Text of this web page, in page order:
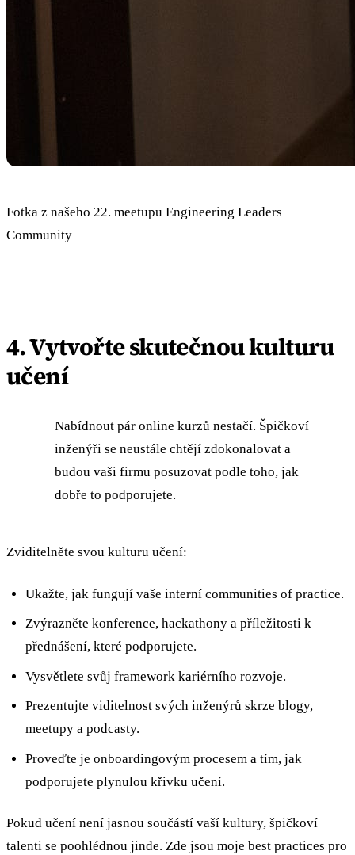
Fotka z našeho 22. meetupu Engineering Leaders
Community
4. Vytvořte skutečnou kulturu
učení
Nabídnout pár online kurzů nestačí. Špičkoví
inženýři se neustále chtějí zdokonalovat a
budou vaši firmu posuzovat podle toho, jak
dobře to podporujete.
Zviditelněte svou kulturu učení:
Ukažte, jak fungují vaše interní communities of practice.
Zvýrazněte konference, hackathony a příležitosti k
přednášení, které podporujete.
Vysvětlete svůj framework kariérního rozvoje.
Prezentujte viditelnost svých inženýrů skrze blogy,
meetupy a podcasty.
Proveďte je onboardingovým procesem a tím, jak
podporujete plynulou křivku učení.
Pokud učení není jasnou součástí vaší kultury, špičkoví
talenti se poohlédnou jinde. Zde jsou moje best practices pro